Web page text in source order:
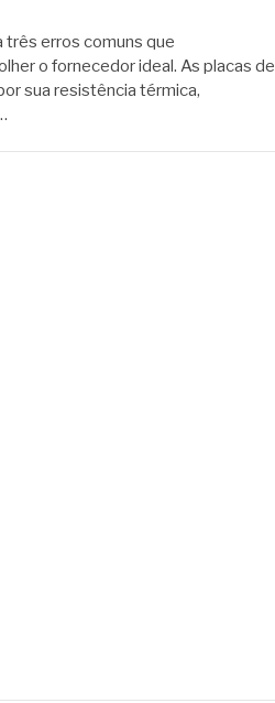
três erros comuns que
o fornecedor ideal. As placas de
sua resistência térmica,